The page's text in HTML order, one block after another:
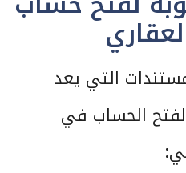
التي يعد
الحساب في